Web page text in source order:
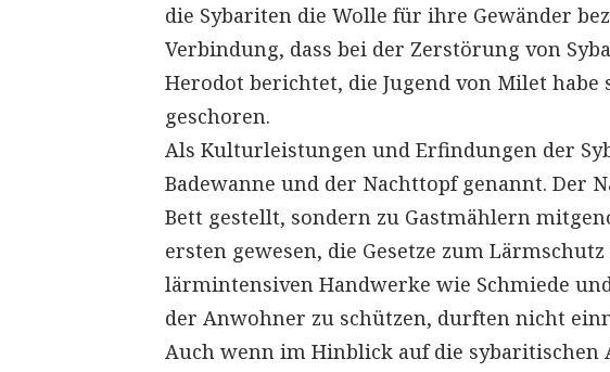
die Sybariten die Wolle für ihre Gewänder
Verbindung, dass bei der Zerstörung von
Herodot berichtet, die Jugend von Milet habe
geschoren.
Als Kulturleistungen und Erfindungen der
Badewanne und der Nachttopf genannt. Der
Bett gestellt, sondern zu Gastmählern
ersten gewesen, die Gesetze zum
lärmintensiven Handwerke wie Schmiede
der Anwohner zu schützen, durften nicht
Auch wenn im Hinblick auf die sybaritischen